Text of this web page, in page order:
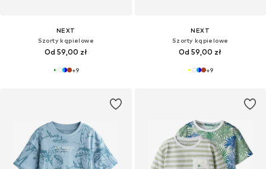
NEXT
Szorty kąpielowe
Od 59,00 zł
+9
NEXT
Szorty kąpielowe
Od 59,00 zł
+9